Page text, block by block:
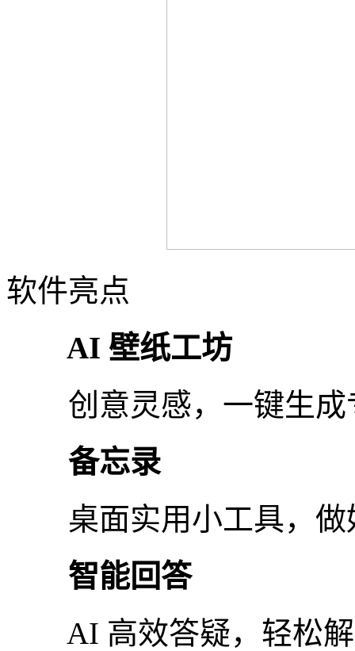
软件亮点
AI 壁纸工坊
创意灵感，一键生成
备忘录
桌面实用小工具，做
智能回答
AI 高效答疑，轻松解